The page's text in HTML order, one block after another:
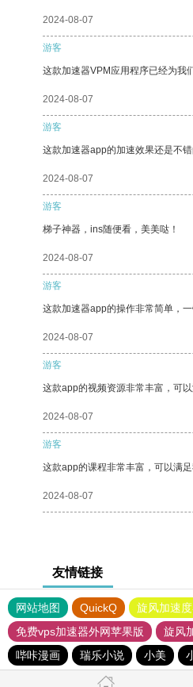
2024-08-07
游客
这款加速器VPM应用程序已经为我
2024-08-07
游客
这款加速器app的加速效果还是不
2024-08-07
游客
梯子神器，ins随便看，美美哒！
2024-08-07
游客
这款加速器app的操作非常简单，
2024-08-07
游客
这款app的视频资源非常丰富，可以
2024-08-07
游客
这款app的课程非常丰富，可以满
2024-08-07
友情链接
网站地图 QuickQ 旋风加速
免费vps加速器外网苹果版
旋风
哔咔漫画
瑞乐小说 小美